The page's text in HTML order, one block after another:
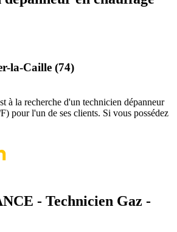
la-Caille (74)
à la recherche d'un technicien dépanneur
pour l'un de ses clients. Si vous possédez
- Technicien Gaz -